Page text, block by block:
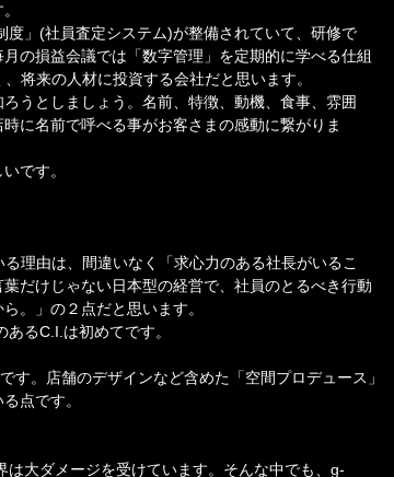
」(社員査定システム)が整備されていて、研修で
の損益会議では「数字管理」を定期的に学べる仕組
将来の人材に投資する会社だと思います。
うとしましょう。名前、特徴、動機、食事、雰囲
に名前で呼べる事がお客さまの感動に繋がりま
です。
理由は、間違いなく「求心力のある社長がいるこ
だけじゃない日本型の経営で、社員のとるべき行動
。」の２点だと思います。
るC.I.は初めてです。
。店舗のデザインなど含めた「空間プロデュース」
点です。
大ダメージを受けています。そんな中でも、g-